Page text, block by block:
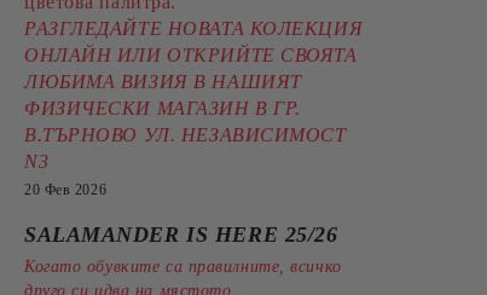
РАЗГЛЕДАЙТЕ НОВАТА КОЛЕКЦИЯ
ОНЛАЙН ИЛИ ОТКРИЙТЕ СВОЯТА
ЛЮБИМА ВИЗИЯ В НАШИЯТ
ФИЗИЧЕСКИ МАГАЗИН В ГР.
В.ТЪРНОВО УЛ. НЕЗАВИСИМОСТ
N3
20 Фев 2026
SALAMANDER IS HERE 25/26
Когато обувките са правилните, всичко
друго си идва на мястото.